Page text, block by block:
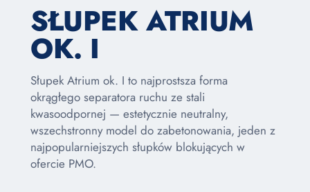
SŁUPEK ATRIUM
OK. I
Słupek Atrium ok. I to najprostsza forma
okrągłego separatora ruchu ze stali
kwasoodpornej — estetycznie neutralny,
wszechstronny model do zabetonowania, jeden z
najpopularniejszych słupków blokujących w
ofercie PMO.